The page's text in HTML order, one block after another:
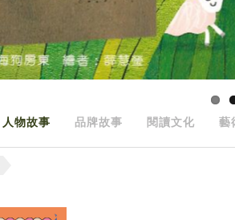
人物故事 品牌故事 閱讀文化 藝